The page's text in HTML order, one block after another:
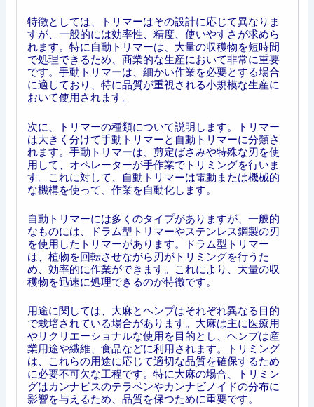
特徴としては、トリマーはその設計に応じて異なりま
すが、一般的には効率性、精度、使いやすさが求めら
れます。特に自動トリマーは、大量の収穫物を短時間
で処理できるため、商業的な生産において非常に重要
です。手動トリマーは、細かい作業を必要とする場合
に適しており、特に品質が重視される小規模な生産に
おいて使用されます。
次に、トリマーの種類について説明します。トリマー
は大きく分けて手動トリマーと自動トリマーに分類さ
れます。手動トリマーは、剪定ばさみや特殊な刃を使
用して、オペレーターが手作業でトリミングを行いま
す。これに対して、自動トリマーは電動または機械的
な機構を使って、作業を自動化します。
自動トリマーには多くのタイプがありますが、一般的
なものには、ドラム型トリマーやステンレス鋼製の刃
を使用したトリマーがあります。ドラム型トリマー
は、植物を回転させながら刃がトリミングを行うた
め、効率的に作業ができます。これにより、大量の収
穫物を迅速に処理できるのが特徴です。
用途に関しては、大麻とヘンプはそれぞれ異なる目的
で栽培されている場合があります。大麻は主に医療用
やリクリエーショナルな使用を目的とし、ヘンプは産
業用途や繊維、食品などに利用されます。トリミング
は、これらの用途に応じて適切な品質を確保するため
に必要不可欠な工程です。特に大麻の場合、トリミン
グはカンナビスのテラペンやカンナビノイドの分布に
影響を与えるため、品質を保つために重要です。